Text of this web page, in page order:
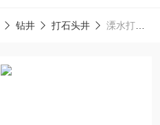
钻井 打石头井 溧水打井，钻石头深井专业气动打井